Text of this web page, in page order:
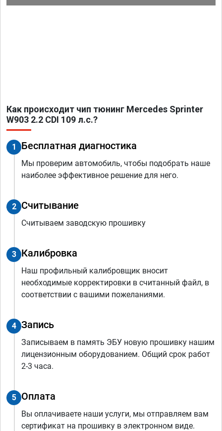
Как происходит чип тюнинг Mercedes Sprinter
W903 2.2 CDI 109 л.с.?
1 Бесплатная диагностика
Мы проверим автомобиль, чтобы подобрать наше
наиболее эффективное решение для него.
2 Считывание
Считываем заводскую прошивку
3 Калибровка
Наш профильный калибровщик вносит
необходимые корректировки в считанный файл, в
соответствии с вашими пожеланиями.
4 Запись
Записываем в память ЭБУ новую прошивку нашим
лицензионным оборудованием. Общий срок работ
2-3 часа.
5 Оплата
Вы оплачиваете наши услуги, мы отправляем вам
сертификат на прошивку в электронном виде.